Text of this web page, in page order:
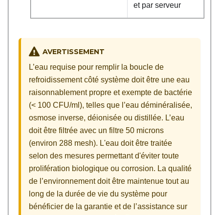
et par serveur
AVERTISSEMENT
L’eau requise pour remplir la boucle de
refroidissement côté système doit être une eau
raisonnablement propre et exempte de bactérie
(< 100 CFU/ml), telles que l’eau déminéralisée,
osmose inverse, déionisée ou distillée. L’eau
doit être filtrée avec un filtre 50 microns
(environ 288 mesh). L'eau doit être traitée
selon des mesures permettant d'éviter toute
prolifération biologique ou corrosion. La qualité
de l’environnement doit être maintenue tout au
long de la durée de vie du système pour
bénéficier de la garantie et de l’assistance sur